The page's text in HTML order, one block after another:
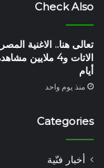
Check Also
تعالى هنا.. الاغنية
الاتات و4 ملايين
أيام
منذ يوم واحد
Categories
أخبار فنّية